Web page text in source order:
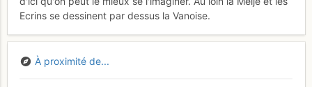
Ecrins se dessinent par dessus la Vanoise.
À proximité de...